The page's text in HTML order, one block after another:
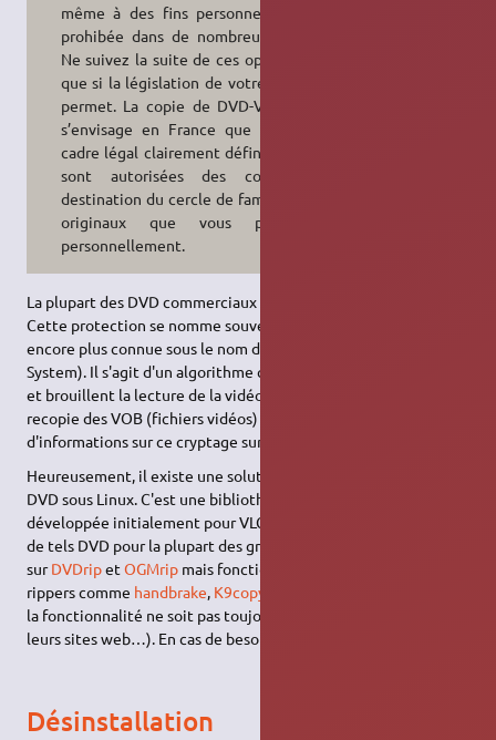
même à des fins personnelles, est
prohibée dans de nombreux pays !
Ne suivez la suite de ces opérations
que si la législation de votre pays le
permet. La copie de DVD-Vidéo ne
s’envisage en France que dans un
cadre légal clairement défini. Seules
sont autorisées des copies, à
destination du cercle de famille, des
originaux que vous possédez
personnellement.
La plupart des DVD commerciaux sont protégés contre la copie.
Cette protection se nomme souvent Macrovision protection ou
encore plus connue sous le nom de
System). Il s'agit d'un algorithme qui envoie de fausses couleurs
et brouillent la lecture de la vidéo, et qui empêche toute
recopie des VOB (fichiers vidéos) sur le PC. Vous trouverez plus
d'informations sur ce cryptage sur
Heureusement, il existe une solution pour lire et ripper ces
DVD sous Linux. C'est une bibliothèque nommée
développée initialement pour VLC, et qui permet le décodage
de tels DVD pour la plupart des grands rippers de Linux (testés
surDVDripetOGMrip mais fonctionne sur beaucoup d'autre
rippers comme handbrake, K9copy
la fonctionnalité ne soit pas toujours mise en évidence sur
leurs sites web…). En cas de besoin
Désinstallation